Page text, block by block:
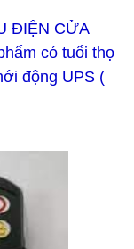
ĐIỆN CỬA
có tuổi thọ
động UPS (